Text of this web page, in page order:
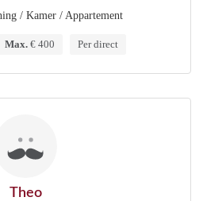
/ Kamer / Appartement
Max.€ 400 Per direct
Theo